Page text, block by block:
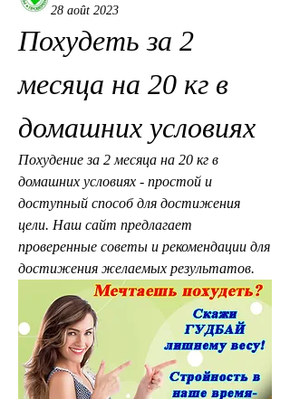
28 août 2023
Похудеть за 2
месяца на 20 кг в
домашних условиях
Похудение за 2 месяца на 20 кг в
домашних условиях - простой и
доступный способ для достижения
цели. Наш сайт предлагает
проверенные советы и рекомендации для
достижения желаемых результатов.